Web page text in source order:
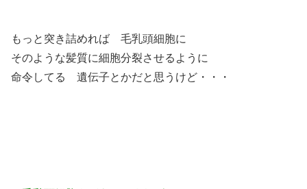
もっと突き詰めれば 毛乳頭細胞に
そのような髪質に細胞分裂させるように
命令してる 遺伝子とかだと思うけど・・・